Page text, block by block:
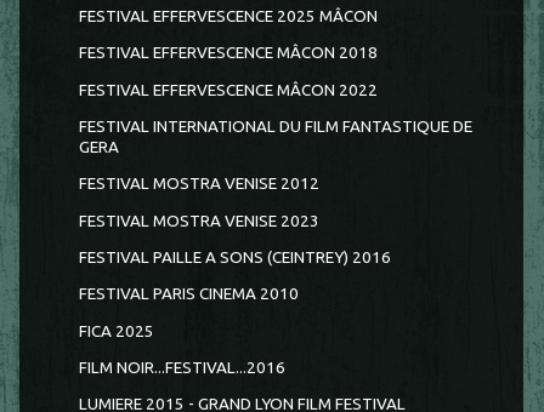
FESTIVAL EFFERVESCENCE 2025 MÂCON
FESTIVAL EFFERVESCENCE MÂCON 2018
FESTIVAL EFFERVESCENCE MÂCON 2022
FESTIVAL INTERNATIONAL DU FILM FANTASTIQUE DE
GERA
FESTIVAL MOSTRA VENISE 2012
FESTIVAL MOSTRA VENISE 2023
FESTIVAL PAILLE A SONS (CEINTREY) 2016
FESTIVAL PARIS CINEMA 2010
FICA 2025
FILM NOIR...FESTIVAL...2016
LUMIERE 2015 - GRAND LYON FILM FESTIVAL